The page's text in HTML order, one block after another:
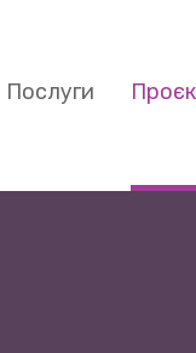
Послуги